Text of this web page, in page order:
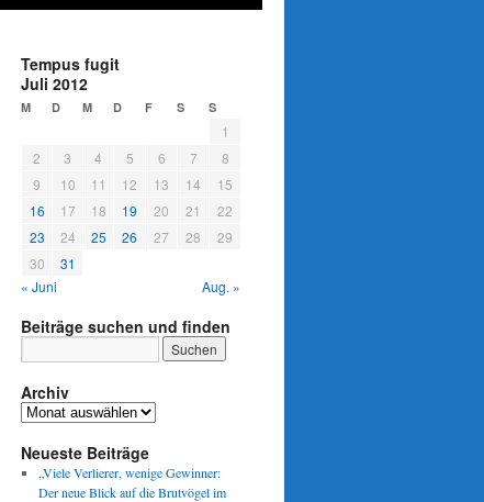
Tempus fugit
Juli 2012
M D M D F S S
1
2
3 4 5 6 7
8
9
10 11 12 13 14
15
16
17 18 19 20 21
22
23
24 25 26 27 28
29
30
31
« Juni
Aug. »
Beiträge suchen und finden
Archiv
Archiv
Neueste Beiträge
„Viele Verlierer, wenige Gewinner:
Der neue Blick auf die Brutvögel im